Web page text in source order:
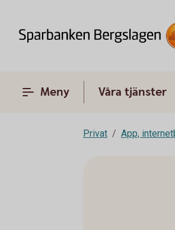
Meny Våra tjänster
Privat App,